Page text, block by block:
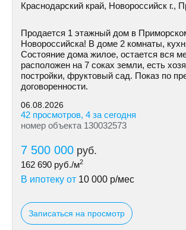
Краснодарский край, Новороссийск г.,
Продается 1 этажный дом в Приморском
Новороссийска! В доме 2 комнаты,
Состояние дома жилое, остается вся
расположен на 7 соках земли, есть
постройки, фруктовый сад. Показ по
договоренности.
06.08.2026
42 просмотров, 4 за сегодня
номер объекта 130032573
7 500 000 руб.
162 690 руб./м2
В ипотеку от 10 000 р/мес
Записаться на просмотр